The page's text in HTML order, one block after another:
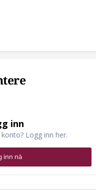
inn
Logg inn her.
inn nå